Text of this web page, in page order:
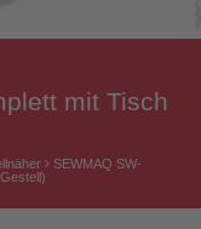
mit Tisch
SEWMAQ SW-